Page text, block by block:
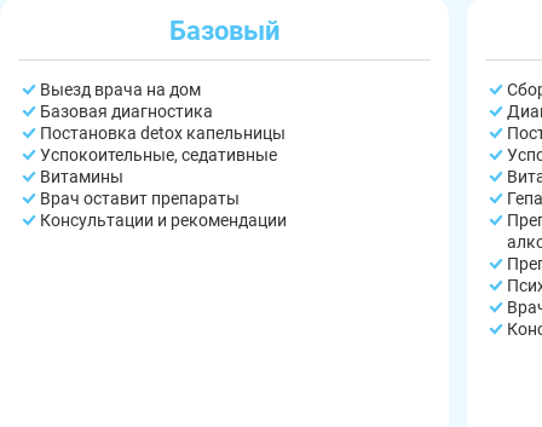
Базовый
Выезд врача на дом
Базовая диагностика
Постановка detox капельницы
Успокоительные, седативные
Витамины
Врач оставит препараты
Консультации и рекомендации